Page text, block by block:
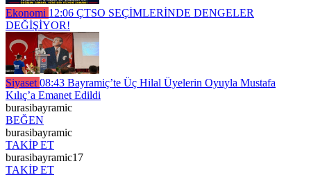
Ekonomi 12:06 ÇTSO SEÇİMLERİNDE DENGELER
DEĞİŞİYOR!
Siyaset 08:43 Bayramiç’te Üç Hilal Üyelerin Oyuyla Mustafa
Kılıç’a Emanet Edildi
burasibayramic
BEĞEN
burasibayramic
TAKİP ET
burasibayramic17
TAKİP ET